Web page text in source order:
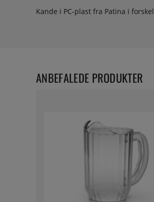
Kande i PC-plast fra Patina i
ANBEFALEDE PRODUKTER